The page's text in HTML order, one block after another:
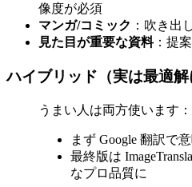
像度が必須
マンガ/コミック ：吹き出
見た目が重要な資料：提
ハイブリッド（実は最適解
うまい人は両方使います：
まず Google 翻訳で
最終版は
なプロ品質に